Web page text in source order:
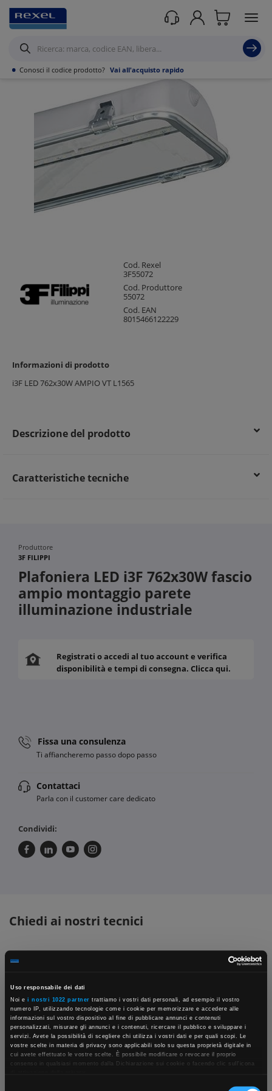
Uso responsabile dei dati
Noi ei nostri 1022 partner trattiamo i vostri dati personali, ad esempio il vostro
numero IP, utilizzando tecnologie come i cookie per memorizzare e accedere alle
informazioni sul vostro dispositivo al fine di pubblicare annunci e contenuti
personalizzati, misurare gli annunci e i contenuti, ricercare il pubblico e sviluppare i
servizi. Avete la possibilità di scegliere chi utilizza i vostri dati e per quali scopi. Le
vostre scelte in materia di privacy sono applicabili solo su questa proprietà digitale in
cui avete effettuato le vostre scelte. È possibile modificare o revocare il proprio
consenso in qualsiasi momento dalla Dichiarazione sui cookie o facendo clic sull'icona
• Conosci il codice prodotto? Vai all'acquisto rapido
×
Prodotti /Illuminazione /Panel led/
Cod. Rexel
3F55072
Cod. Produttore
55072
Cod. EAN
8015466122229
Informazioni di prodotto
i3F LED 762x30W AMPIO VT L1565
Descrizione del prodotto
Caratteristiche tecniche
Produttore
3F FILIPPI
Plafoniera LED i3F 762x30W fascio
ampio montaggio parete
illuminazione industriale
Registrati o accedi al tuo account e verifica
disponibilità e tempi di consegna. Clicca qui.
Fissa una consulenza
Ti affiancheremo passo dopo passo
Contattaci
Parla con il customer care dedicato
Condividi:
Chiedi ai nostri tecnici
Contattaci
Parla con il customer care dedicato
Fissa una consulenza
Ti affiancheremo passo dopo passo